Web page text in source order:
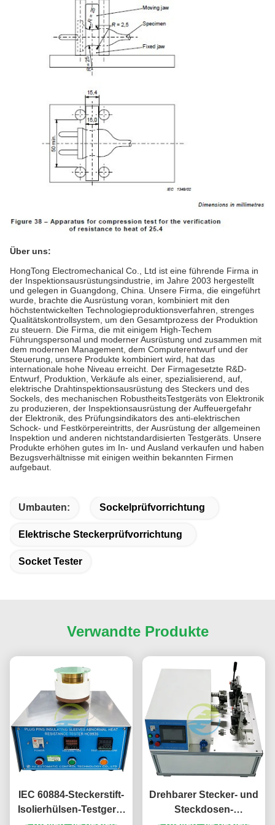
Über uns:
HongTong Electromechanical Co., Ltd ist eine führende Firma in
der Inspektionsausrüstungsindustrie, im Jahre 2003 hergestellt
und gelegen in Guangdong, China. Unsere Firma, die eingeführt
wurde, brachte die Ausrüstung voran, kombiniert mit den
höchstentwickelten Technologieproduktionsverfahren, strenges
Qualitätskontrollsystem, um den Gesamtprozess der Produktion
zu steuern. Die Firma, die mit einigem High-Techem
Führungspersonal und moderner Ausrüstung und zusammen mit
dem modernen Management, dem Computerentwurf und der
Steuerung, unsere Produkte kombiniert wird, hat das
internationale hohe Niveau erreicht. Der Firmagesetzte R&D-
Entwurf, Produktion, Verkäufe als einer, spezialisierend, auf,
elektrische Drahtinspektionsausrüstung des Steckers und des
Sockels, des mechanischen RobustheitsTestgeräts von Elektronik
zu produzieren, der Inspektionsausrüstung der Auffeuergefahr
der Elektronik, des Prüfungsindikators des anti-elektrischen
Schock- und Festkörpereintritts, der Ausrüstung der allgemeinen
Inspektion und anderen nichtstandardisierten Testgeräts. Unsere
Produkte erhöhen gutes im In- und Ausland verkaufen und haben
Bezugsverhältnisse mit einigen weithin bekannten Firmen
aufgebaut.
Umbauten: Sockelprüfvorrichtung
Elektrische Steckerprüfvorrichtung
Socket Tester
Verwandte Produkte
IEC 60884-Steckerstift-
Isolierhülsen-Testgerät
Drehbarer Stecker- und
Steckdosen-